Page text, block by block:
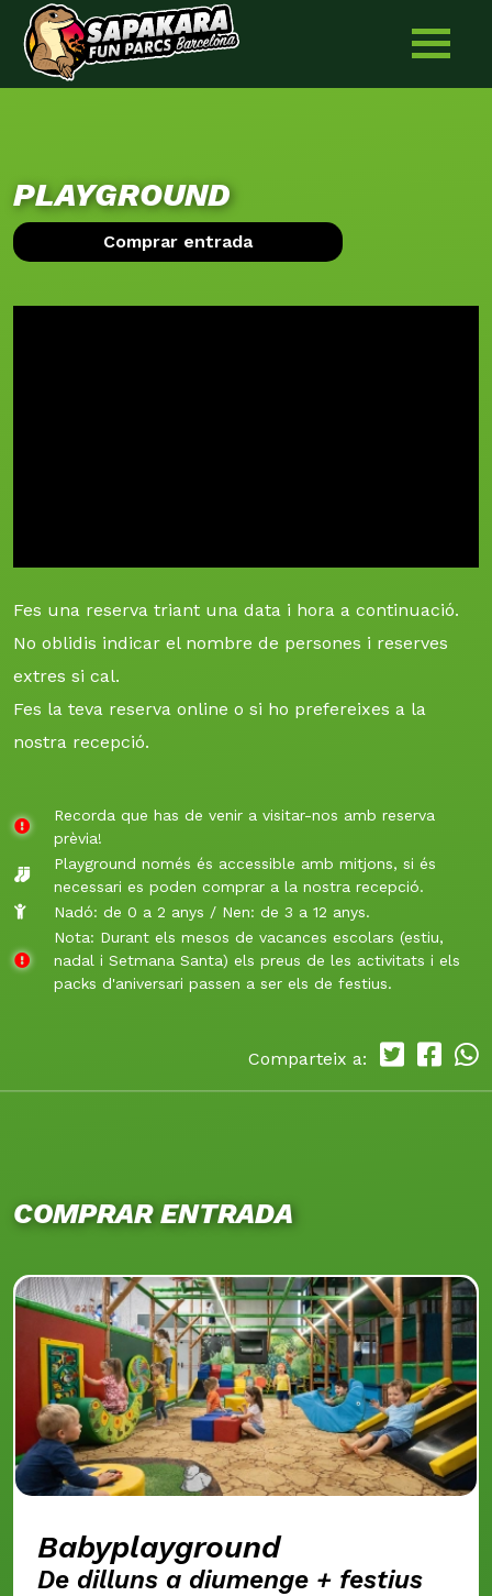
Skip
to
content
PLAYGROUND
Comprar entrada
Fes una reserva triant una data i hora a continuació.
No oblidis indicar el nombre de persones i reserves
extres si cal.
Fes la teva reserva online o si ho prefereixes a la
nostra recepció.
Recorda que has de venir a visitar-nos amb reserva
prèvia!
Playground només és accessible amb mitjons, si és
necessari es poden comprar a la nostra recepció.
Nadó: de 0 a 2 anys / Nen: de 3 a 12 anys.
Nota: Durant els mesos de vacances escolars (estiu,
nadal i Setmana Santa) els preus de les activitats i els
packs d'aniversari passen a ser els de festius.
Comparteix a:
COMPRAR ENTRADA
Babyplayground
De dilluns a diumenge + festius